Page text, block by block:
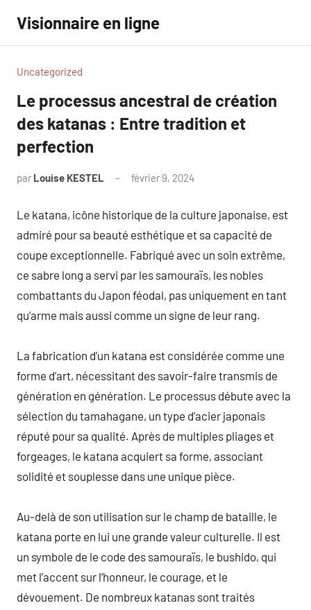
contenu
Visionnaire en ligne
Uncategorized
Le processus ancestral de création
des katanas : Entre tradition et
perfection
par Louise KESTEL février 9, 2024
Le katana, icône historique de la culture japonaise, est
admiré pour sa beauté esthétique et sa capacité de
coupe exceptionnelle. Fabriqué avec un soin extrême,
ce sabre long a servi par les samouraïs, les nobles
combattants du Japon féodal, pas uniquement en tant
qu’arme mais aussi comme un signe de leur rang.
La fabrication d’un katana est considérée comme une
forme d’art, nécessitant des savoir-faire transmis de
génération en génération. Le processus débute avec la
sélection du tamahagane, un type d’acier japonais
réputé pour sa qualité. Après de multiples pliages et
forgeages, le katana acquiert sa forme, associant
solidité et souplesse dans une unique pièce.
Au-delà de son utilisation sur le champ de bataille, le
katana porte en lui une grande valeur culturelle. Il est
un symbole de le code des samouraïs, le bushido, qui
met l’accent sur l’honneur, le courage, et le
dévouement. De nombreux katanas sont traités